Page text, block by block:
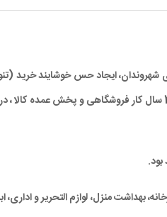
شهروندان، ایجاد حس خوشایند
بهداشت منزل، لوازم التحریر و اداری،